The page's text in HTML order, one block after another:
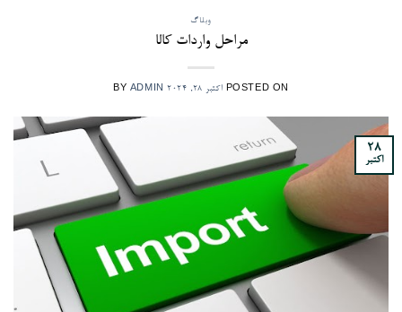
وبلاگ
مراحل واردات کالا
POSTED ON اکتبر 28, 2024 BY ADMIN
28
اکتبر